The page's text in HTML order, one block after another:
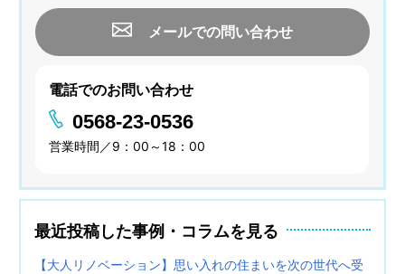
メールでの問い合わせ
電話でのお問い合わせ
0568-23-0536
営業時間／9：00～18：00
最近投稿した事例・コラムを見る
【大人リノベーション】思い入れの住まいを次の世代へ受